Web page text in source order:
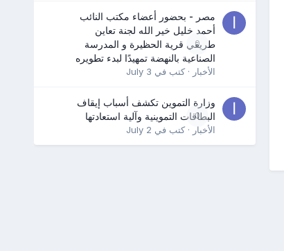
0
مصر - بحضور أعضاء مكتب النائب
أحمد خليل خير الله لجنة تعاين
طريقي قرية الحظيرة و المدرسة
الصناعية بالنهضة تمهيدًا لبدء تطويره
الأخبار · كتب في July 3
0
وزارة التموين تكشف أسباب إيقاف
البطاقات التموينية وآلية استعادتها
الأخبار · كتب في July 2